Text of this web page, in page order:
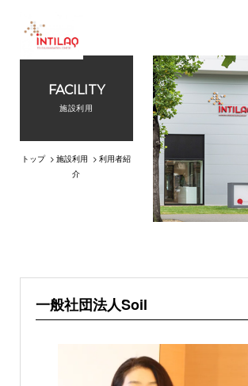
私たちについて
起業支援プログラム
施設利用
お問い合わせ
FACILITY
施設利用
トップ 施設利用
利用者紹
介
一般社団法人Soil